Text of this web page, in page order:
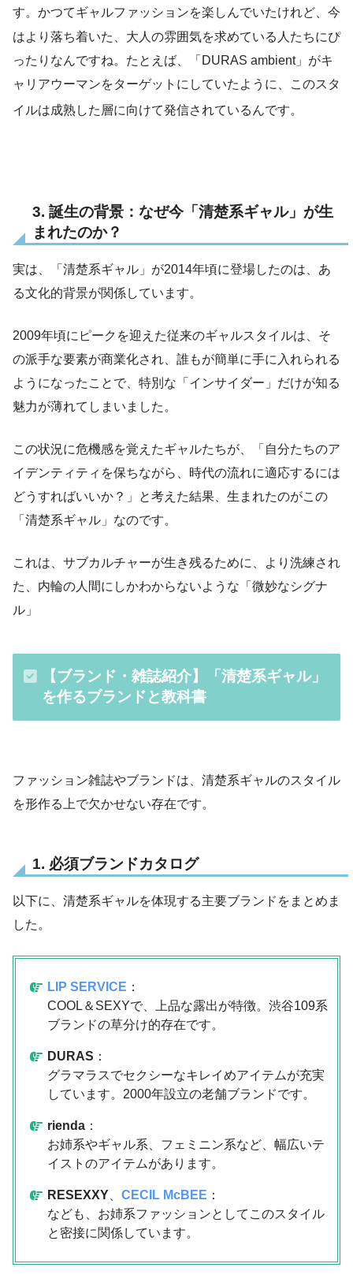
す。かつてギャルファッションを楽しんでいたけれど、今
はより落ち着いた、大人の雰囲気を求めている人たちにぴ
ったりなんですね。たとえば、「DURAS ambient」がキ
ャリアウーマンをターゲットにしていたように、このスタ
イルは成熟した層に向けて発信されているんです。
3. 誕生の背景：なぜ今「清楚系ギャル」が生
まれたのか？
実は、「清楚系ギャル」が2014年頃に登場したのは、あ
る文化的背景が関係しています。
2009年頃にピークを迎えた従来のギャルスタイルは、そ
の派手な要素が商業化され、誰もが簡単に手に入れられる
ようになったことで、特別な「インサイダー」だけが知る
魅力が薄れてしまいました。
この状況に危機感を覚えたギャルたちが、「自分たちのア
イデンティティを保ちながら、時代の流れに適応するには
どうすればいいか？」と考えた結果、生まれたのがこの
「清楚系ギャル」なのです。
これは、サブカルチャーが生き残るために、より洗練され
た、内輪の人間にしかわからないような「微妙なシグナ
ル」
【ブランド・雑誌紹介】「清楚系ギャル」
を作るブランドと教科書
ファッション雑誌やブランドは、清楚系ギャルのスタイル
を形作る上で欠かせない存在です。
1. 必須ブランドカタログ
以下に、清楚系ギャルを体現する主要ブランドをまとめま
した。
LIP SERVICE ：
COOL＆SEXYで、上品な露出が特徴。渋谷109系
ブランドの草分け的存在です。
DURAS ：
グラマラスでセクシーなキレイめアイテムが充実
しています。2000年設立の老舗ブランドです。
rienda ：
お姉系やギャル系、フェミニン系など、幅広いテ
イストのアイテムがあります。
RESEXXY CECIL McBEE ：
なども、お姉系ファッションとしてこのスタイル
と密接に関係しています。